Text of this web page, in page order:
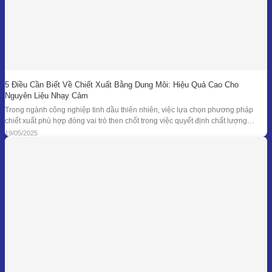
5 Điều Cần Biết Về Chiết Xuất Bằng Dung Môi: Hiệu Quả Cao Cho
Nguyên Liệu Nhạy Cảm
Trong ngành công nghiệp tinh dầu thiên nhiên, việc lựa chọn phương pháp
chiết xuất phù hợp đóng vai trò then chốt trong việc quyết định chất lượng
thành phẩm – đặc biệt là đối với những loại nguyên liệu cao cấp và nhạy cảm.
Khi các phương pháp truyền thống như chưng cất lôi
19/05/2025